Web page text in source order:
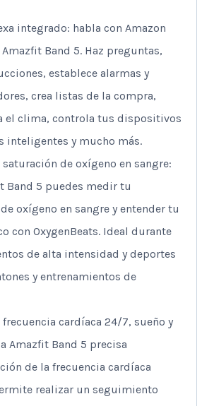
integrado: habla con Amazon
Band 5. Haz preguntas,
establece alarmas y
crea listas de la compra,
el clima, controla tus dispositivos
inteligentes y mucho más.
de oxígeno en sangre:
Band 5 puedes medir tu
oxígeno en sangre y entender tu
con OxygenBeats. Ideal durante
de alta intensidad y deportes
y entrenamientos de
cardíaca 24/7, sueño y
Amazfit Band 5 precisa
de la frecuencia cardíaca
realizar un seguimiento